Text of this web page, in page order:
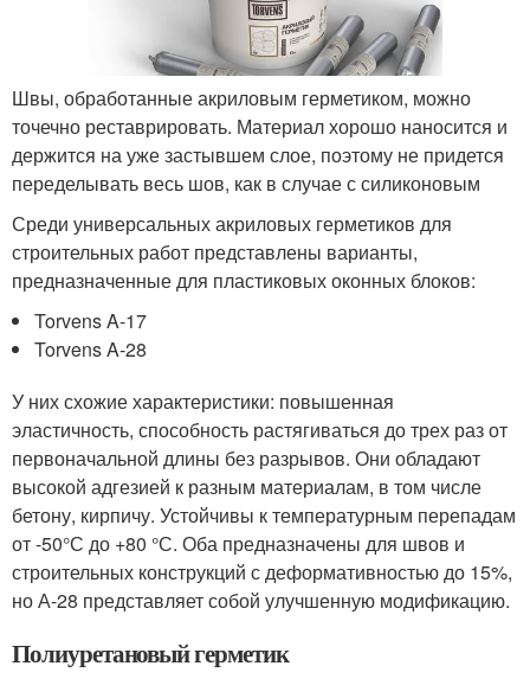
Швы, обработанные акриловым герметиком, можно
точечно реставрировать. Материал хорошо наносится и
держится на уже застывшем слое, поэтому не придется
переделывать весь шов, как в случае с силиконовым
Среди универсальных акриловых герметиков для
строительных работ представлены варианты,
предназначенные для пластиковых оконных блоков:
Torvens A-17
Torvens A-28
У них схожие характеристики: повышенная
эластичность, способность растягиваться до трех раз от
первоначальной длины без разрывов. Они обладают
высокой адгезией к разным материалам, в том числе
бетону, кирпичу. Устойчивы к температурным перепадам
от -50°С до +80 °С. Оба предназначены для швов и
строительных конструкций с деформативностью до 15%,
но А-28 представляет собой улучшенную модификацию.
Полиуретановый герметик